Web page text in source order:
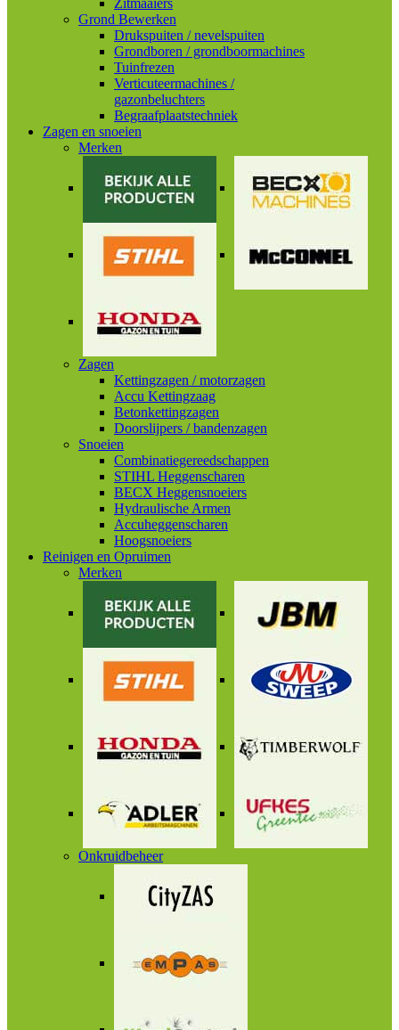
Zitmaaiers
Grond Bewerken
Drukspuiten / nevelspuiten
Grondboren / grondboormachines
Tuinfrezen
Verticuteermachines /
gazonbeluchters
Begraafplaatstechniek
Zagen en snoeien
Merken
Zagen
Kettingzagen / motorzagen
Accu Kettingzaag
Betonkettingzagen
Doorslijpers / bandenzagen
Snoeien
Combinatiegereedschappen
STIHL Heggenscharen
BECX Heggensnoeiers
Hydraulische Armen
Accuheggenscharen
Hoogsnoeiers
Reinigen en Opruimen
Merken
Onkruidbeheer